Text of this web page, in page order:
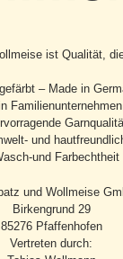
ist Qualität,
– Made in
Familienunternehmen
und
und Farbechtheit
und Wollmeise
Birkengrund 29
85276 Pfaffenhofen
Vertreten durch: